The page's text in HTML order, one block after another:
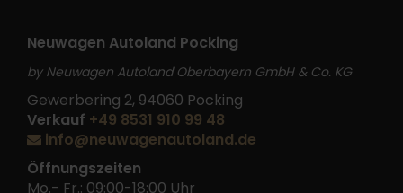
Neuwagen Autoland Pocking
by Neuwagen Autoland Oberbayern GmbH & Co. KG
Gewerbering 2, 94060 Pocking
Verkauf +49 8531 910 99 48
info@neuwagenautoland.de
Öffnungszeiten
Mo.- Fr.: 09:00-18:00 Uhr